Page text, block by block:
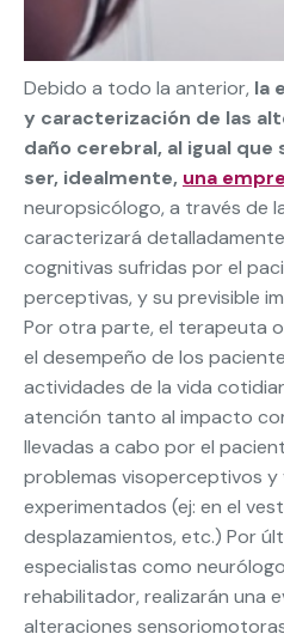
Debido a todo la anterior, la
y caracterización de las
daño cerebral, al igual
ser, idealmente, una
neuropsicólogo, a través de
caracterizará
cognitivas sufridas por el
perceptivas, y su previsible
Por otra parte, el terapeuta
el desempeño de los
actividades de la vida
atención tanto al impacto
llevadas a cabo por el
problemas visoperceptivos y
experimentados (ej: en el
desplazamientos, etc.) Por
especialistas como
rehabilitador, realizarán una
alteraciones